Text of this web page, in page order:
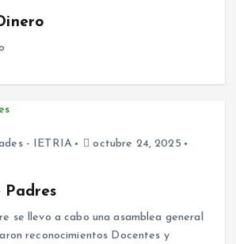
- IETRIA
octubre 24, 2025
Padres
se llevo a cabo una asamblea general
reconocimientos Docentes y